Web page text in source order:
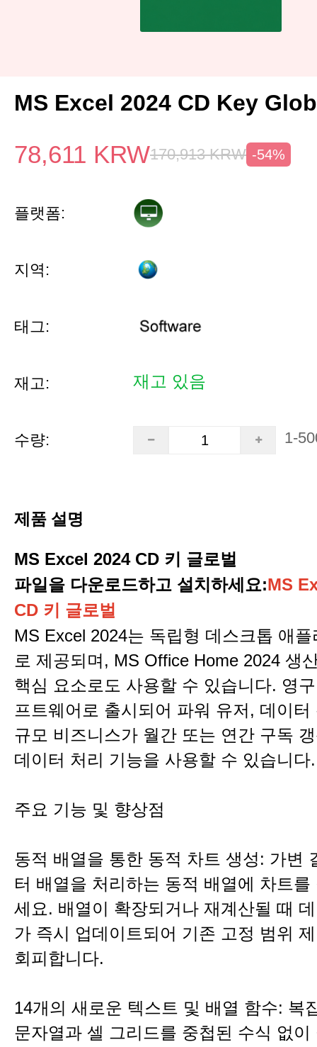
MS Excel 2024 CD Key
78,611 KRW170,913 KRW -54%
플랫폼:
지역:
태그:
재고: 재고 있음
수량: 1-
제품 설명
MS Excel 2024 CD 키 글로벌
파일을 다운로드하고 설치하세요:MS
CD 키 글로벌
MS Excel 2024는 독립형 데스크톱 애
로 제공되며, MS Office Home 2024 생
핵심 요소로도 사용할 수 있습니다. 영
프트웨어로 출시되어 파워 유저, 데이터
규모 비즈니스가 월간 또는 연간 구독
데이터 처리 기능을 사용할 수 있습니다.
주요 기능 및 향상점
동적 배열을 통한 동적 차트 생성: 가변
터 배열을 처리하는 동적 배열에 차트를
세요. 배열이 확장되거나 재계산될 때
가 즉시 업데이트되어 기존 고정 범위
회피합니다.
14개의 새로운 텍스트 및 배열 함수: 복
문자열과 셀 그리드를 중첩된 수식 없이